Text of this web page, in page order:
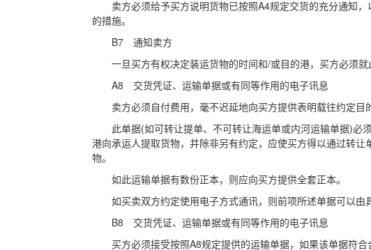
卖方必须给予买方说明货物已按照A4规定交货的充分通知，
的措施。
B7 通知卖方
一旦买方有权决定装运货物的时间和/或目的港，买方必须就
A8 交货凭证、运输单据或有同等作用的电子讯息
卖方必须自付费用，毫不迟延地向买方提供表明载往约定目
此单据(如可转让提单、不可转让海运单或内河运输单据)必
港向承运人提取货物，并除非另有约定，应使买方得以通过转
物。
如此运输单据有数份正本，则应向买方提供全套正本。
如买卖双方约定使用电子方式通讯，则前项所述单据可以由
B8 交货凭证、运输单据或有同等作用的电子讯息
买方必须接受按照A8规定提供的运输单据，如果该单据符合